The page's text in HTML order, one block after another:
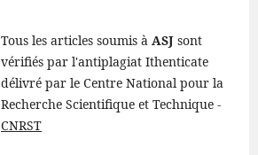
Tous les articles soumis àASJ sont
vérifiés par l'antiplagiat Ithenticate
délivré par le Centre National pour la
Recherche Scientifique et Technique -
CNRST